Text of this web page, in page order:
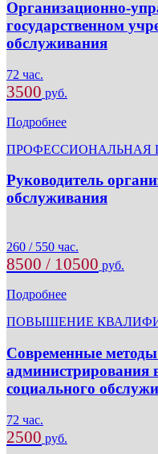
Организационно-
государственном
обслуживания
72 час.
3500 руб.
Подробнее
ПРОФЕССИОНАЛЬНАЯ
Руководитель
обслуживания
260 / 550 час.
8500 / 10500 руб.
Подробнее
ПОВЫШЕНИЕ
Современные
администрирования
социального
72 час.
2500 руб.